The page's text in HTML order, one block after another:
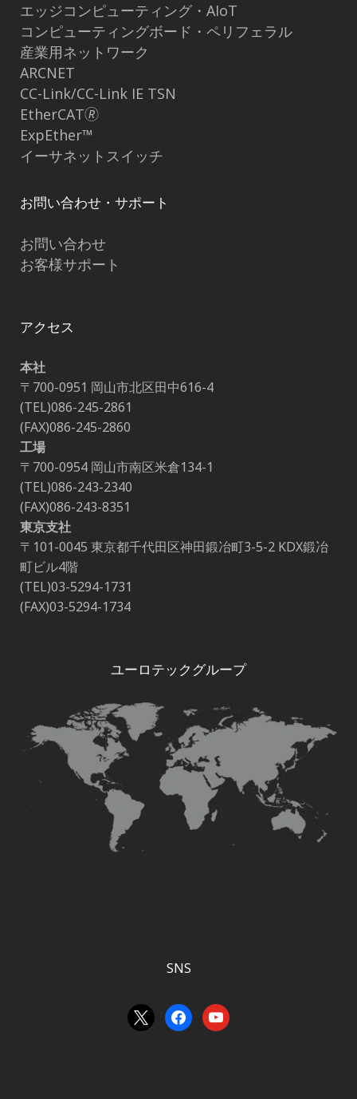
エッジコンピューティング・AIoT
コンピューティングボード・ペリフェラル
産業用ネットワーク
ARCNET
CC-Link/CC-Link IE TSN
EtherCAT🄬
ExpEther™
イーサネットスイッチ
お問い合わせ・サポート
お問い合わせ
お客様サポート
アクセス
本社
〒700-0951 岡山市北区田中616-4
(TEL)086-245-2861
(FAX)086-245-2860
工場
〒700-0954 岡山市南区米倉134-1
(TEL)086-243-2340
(FAX)086-243-8351
東京支社
〒101-0045 東京都千代田区神田鍛冶町3-5-2 KDX鍛冶
町ビル4階
(TEL)03-5294-1731
(FAX)03-5294-1734
ユーロテックグループ
SNS
x facebook
youtube